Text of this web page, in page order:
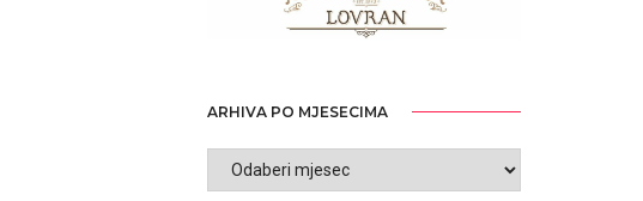
ARHIVA PO MJESECIMA
ARHIVA
PO